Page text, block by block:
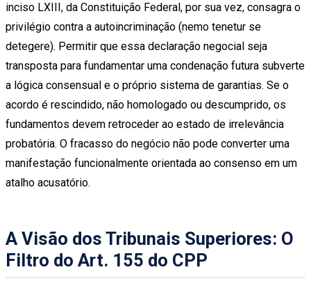
inciso LXIII, da Constituição Federal, por sua vez, consagra o
privilégio contra a autoincriminação (nemo tenetur se
detegere). Permitir que essa declaração negocial seja
transposta para fundamentar uma condenação futura subverte
a lógica consensual e o próprio sistema de garantias. Se o
acordo é rescindido, não homologado ou descumprido, os
fundamentos devem retroceder ao estado de irrelevância
probatória. O fracasso do negócio não pode converter uma
manifestação funcionalmente orientada ao consenso em um
atalho acusatório.
A Visão dos Tribunais Superiores: O
Filtro do Art. 155 do CPP